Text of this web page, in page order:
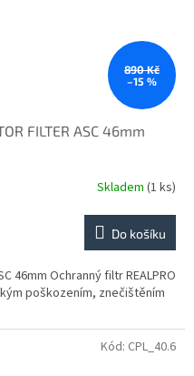
890 Kč
–15 %
FILTER ASC 46mm
Skladem (1 ks)
Do košíku
46mm Ochranný filtr REALPRO
poškozením, znečištěním
Kód: CPL_40.6